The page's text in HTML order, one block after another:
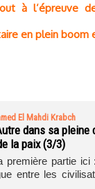
à l’épreuve
en plein boom
El Mahdi Krabch
dans sa pleine
la paix (3/3)
première partie
entre les